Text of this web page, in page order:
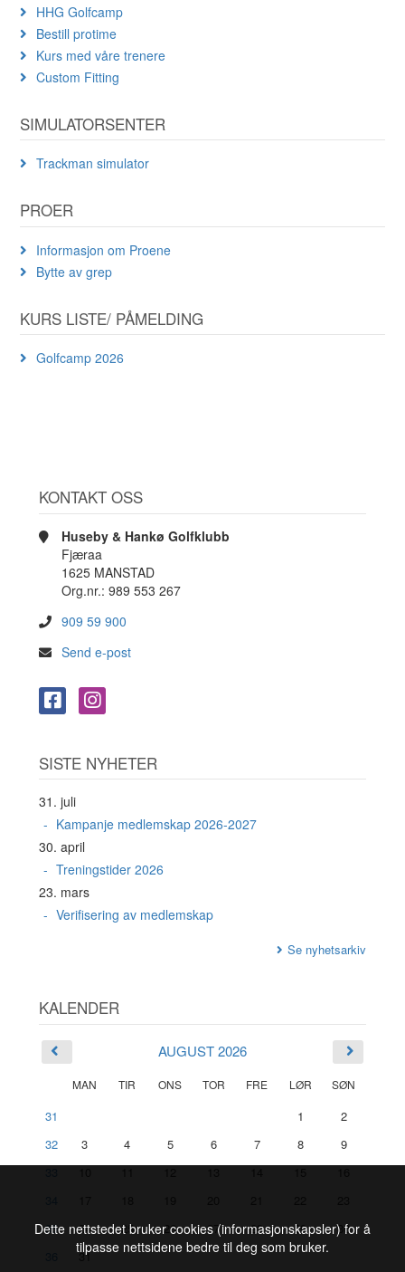
HHG Golfcamp
Bestill protime
Kurs med våre trenere
Custom Fitting
SIMULATORSENTER
Trackman simulator
PROER
Informasjon om Proene
Bytte av grep
KURS LISTE/ PÅMELDING
Golfcamp 2026
KONTAKT OSS
Huseby & Hankø Golfklubb
Fjæraa
1625 MANSTAD
Org.nr.: 989 553 267
909 59 900
Send e-post
SISTE NYHETER
31. juli
Kampanje medlemskap 2026-2027
30. april
Treningstider 2026
23. mars
Verifisering av medlemskap
Se nyhetsarkiv
KALENDER
AUGUST 2026
MAN TIR ONS TOR FRE LØR SØN
31 1
2
32
3 4 5 6 7 8
9
35
24 25 26 27 28 29
30
31
Dette nettstedet bruker cookies (informasjonskapsler) for å
tilpasse nettsidene bedre til deg som bruker.